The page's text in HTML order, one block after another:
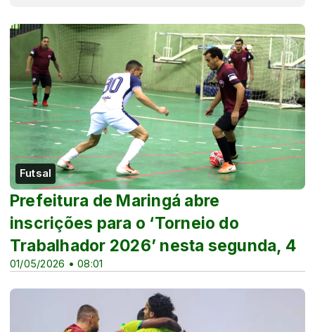
Futsal
01/05/2026 • 08:01
Prefeitura de Maringá abre
inscrições para o ‘Torneio do
Trabalhador 2026’ nesta segunda, 4